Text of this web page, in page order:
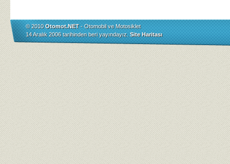
© 2010Otomot.NET- Otomobil ve Motosiklet
14 Aralık 2006 tarihinden beri yayındayız. Site Haritası